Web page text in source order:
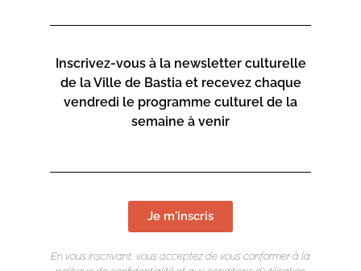
Inscrivez-vous à la newsletter culturelle
de la Ville de Bastia et recevez chaque
vendredi le programme culturel de la
semaine à venir
Je m'inscris
En vous inscrivant, vous acceptez de vous conformer à la